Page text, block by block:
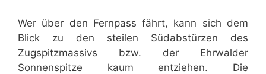
Wer über den Fernpass fährt, kann sich dem
Blick zu den steilen Südabstürzen des
Zugspitzmassivs bzw. der Ehrwalder
Sonnenspitze kaum entziehen. Die